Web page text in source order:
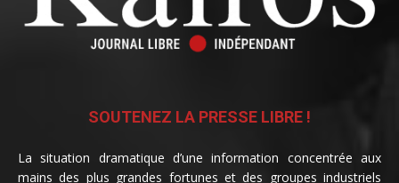
SOUTENEZ LA PRESSE LIBRE !
La situation dramatique d’une information concentrée aux
mains des plus grandes fortunes et des groupes industriels